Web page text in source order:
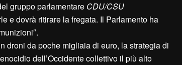
gruppo parlamentare CDU/CSU
e dovrà ritirare la fregata. Il Parlamento ha
droni da poche migliaia di euro, la strategia di
dell’Occidente collettivo il più alto